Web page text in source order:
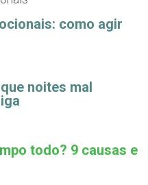
como agir
noites mal
todo? 9 causas e